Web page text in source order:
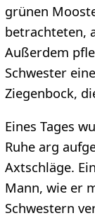
grünen
betrachteten,
Außerdem
Schwester
Ziegenbock,
Eines Tages
Ruhe arg
Axtschläge.
Mann, wie er
Schwestern